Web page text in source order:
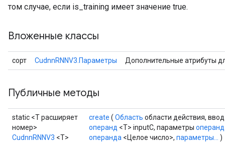
том случае, если is_training имеет значение true.
Вложенные классы
сорт CudnnRNNV3.Параметры Дополнительные атрибуты
Публичные методы
static <T расширяет
номер>
CudnnRNNV3 <T>
create ( Область области действия,
операнд <T> inputC, параметры
операнда <Целое число>, параметры...
)